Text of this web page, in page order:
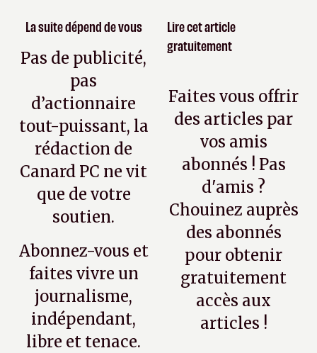
La suite dépend de vous
Pas de publicité,
pas
d’actionnaire
tout-puissant, la
rédaction de
Canard PC ne vit
que de votre
soutien.
Abonnez-vous et
faites vivre un
journalisme,
indépendant,
libre et tenace.
Lire cet article
gratuitement
Faites vous offrir
des articles par
vos amis
abonnés ! Pas
d'amis ?
Chouinez auprès
des abonnés
pour obtenir
gratuitement
accès aux
articles !